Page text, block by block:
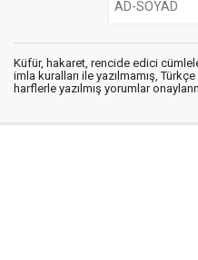
Küfür, hakaret, rencide edici
imla kuralları ile yazılmamış,
harflerle yazılmış yorumlar